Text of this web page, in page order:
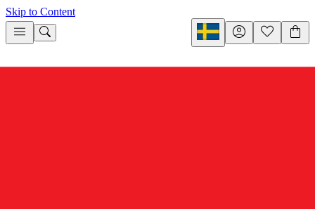
Skip to Content